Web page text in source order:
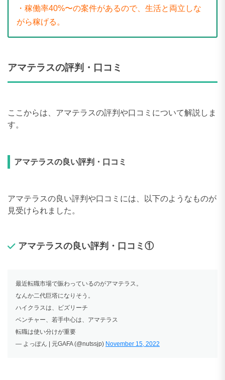
・稼働率40%〜の案件があるので、生活と両立しな
がら稼げる。
アマテラスの評判・口コミ
ここからは、アマテラスの評判や口コミについて解説しま
す。
アマテラスの良い評判・口コミ
アマテラスの良い評判や口コミには、以下のようなものが
見受けられました。
アマテラスの良い評判・口コミ①
最近転職市場で賑わっているのがアマテラス。
なんか二代巨塔になりそう。
ハイクラスは、ビズリーチ
ベンチャー、若手中心は、アマテラス
転職は使い分けが重要
— よっぽん | 元GAFA (@nutssjp) November 15, 2022